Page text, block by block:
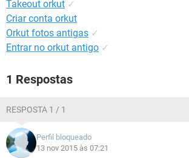
Takeout orkut ✓
Criar conta orkut
Orkut fotos antigas ✓
Entrar no orkut antigo ✓
1 Respostas
RESPOSTA 1 / 1
Perfil bloqueado
13 nov 2015 às 07:21